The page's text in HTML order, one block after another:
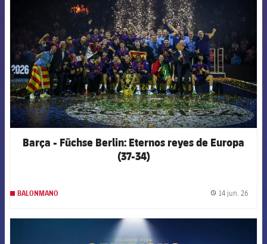
Barça - Füchse Berlin: Eternos reyes de Europa
(37-34)
BALONMANO 14 jun. 26
FCB Barcelona badge